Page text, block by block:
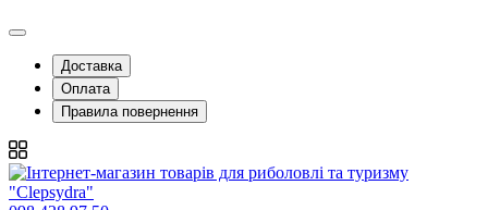
Доставка
Оплата
Правила повернення